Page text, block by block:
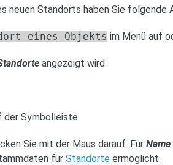
neuen Standorts haben Sie folgende
eines Objekts im Menü auf
angezeigt wird:
der Symbolleiste.
Sie mit der Maus darauf. FürName
fürStandorte ermöglicht.